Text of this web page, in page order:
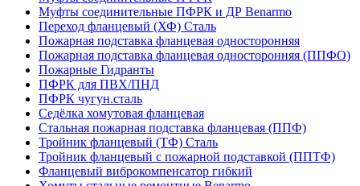
Муфты соединительные ПФРК и ДР Benarmo
Переход фланцевый (ХФ) Сталь
Пожарная подставка фланцевая односторонняя
Пожарная подставка фланцевая односторонняя (ППФО)
Пожарные Гидранты
ПФРК для ПВХ/ПНД
ПФРК чугун.сталь
Седёлка хомутовая фланцевая
Стальная пожарная подставка фланцевая (ППФ)
Тройник фланцевый (ТФ) Сталь
Тройник фланцевый с пожарной подставкой (ППТФ)
Фланцевый виброкомпенсатор гибкий